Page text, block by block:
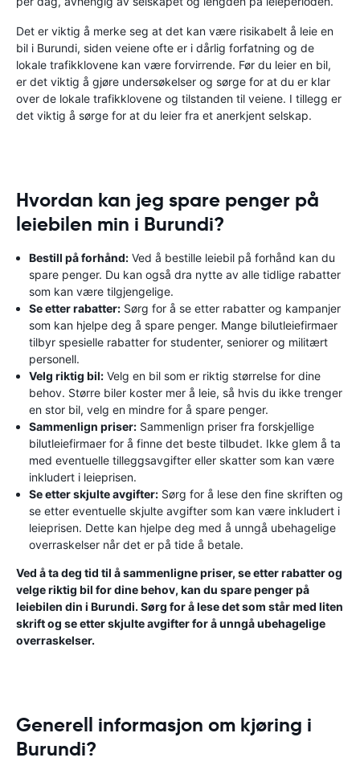
Det er viktig å merke seg at det kan være risikabelt å leie en
bil i Burundi, siden veiene ofte er i dårlig forfatning og de
lokale trafikklovene kan være forvirrende. Før du leier en bil,
er det viktig å gjøre undersøkelser og sørge for at du er klar
over de lokale trafikklovene og tilstanden til veiene. I tillegg er
det viktig å sørge for at du leier fra et anerkjent selskap.
Hvordan kan jeg spare penger på
leiebilen min i Burundi?
Bestill på forhånd: Ved å bestille leiebil på forhånd kan du
spare penger. Du kan også dra nytte av alle tidlige rabatter
som kan være tilgjengelige.
Se etter rabatter: Sørg for å se etter rabatter og kampanjer
som kan hjelpe deg å spare penger. Mange bilutleiefirmaer
tilbyr spesielle rabatter for studenter, seniorer og militært
personell.
Velg riktig bil: Velg en bil som er riktig størrelse for dine
behov. Større biler koster mer å leie, så hvis du ikke trenger
en stor bil, velg en mindre for å spare penger.
Sammenlign priser: Sammenlign priser fra forskjellige
bilutleiefirmaer for å finne det beste tilbudet. Ikke glem å ta
med eventuelle tilleggsavgifter eller skatter som kan være
inkludert i leieprisen.
Se etter skjulte avgifter: Sørg for å lese den fine skriften og
se etter eventuelle skjulte avgifter som kan være inkludert i
leieprisen. Dette kan hjelpe deg med å unngå ubehagelige
overraskelser når det er på tide å betale.
Ved å ta deg tid til å sammenligne priser, se etter rabatter og
velge riktig bil for dine behov, kan du spare penger på
leiebilen din i Burundi. Sørg for å lese det som står med liten
skrift og se etter skjulte avgifter for å unngå ubehagelige
overraskelser.
Generell informasjon om kjøring i
Burundi?